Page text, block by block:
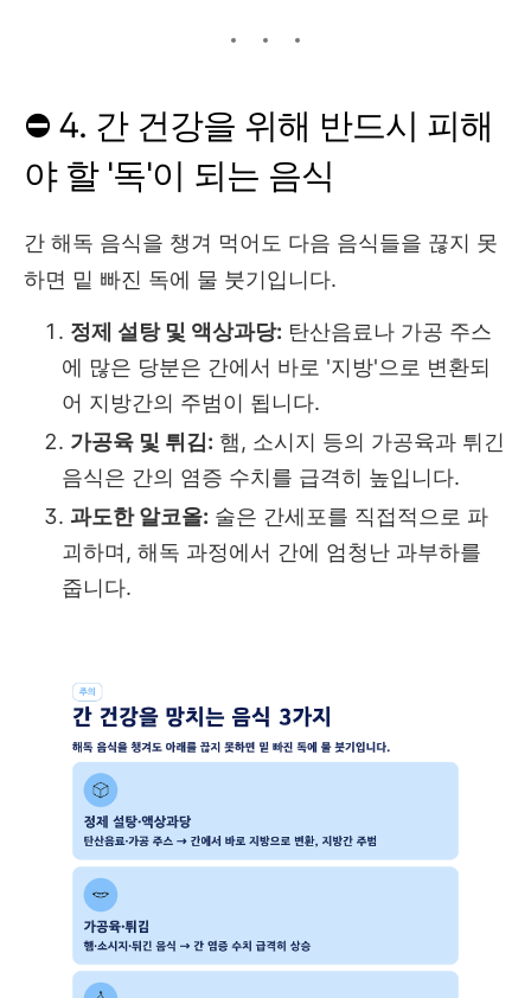
⛔ 4. 간 건강을 위해 반드시 피해
야 할 '독'이 되는 음식
간 해독 음식을 챙겨 먹어도 다음 음식들을 끊지 못
하면 밑 빠진 독에 물 붓기입니다.
정제 설탕 및 액상과당: 탄산음료나 가공 주스
에 많은 당분은 간에서 바로 '지방'으로 변환되
어 지방간의 주범이 됩니다.
가공육 및 튀김: 햄, 소시지 등의 가공육과 튀긴
음식은 간의 염증 수치를 급격히 높입니다.
과도한 알코올: 술은 간세포를 직접적으로 파
괴하며, 해독 과정에서 간에 엄청난 과부하를
줍니다.